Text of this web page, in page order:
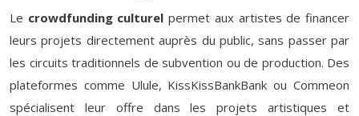
Le crowdfunding culturel permet aux artistes de financer
leurs projets directement auprès du public, sans passer par
les circuits traditionnels de subvention ou de production. Des
plateformes comme Ulule, KissKissBankBank ou Commeon
spécialisent leur offre dans les projets artistiques et